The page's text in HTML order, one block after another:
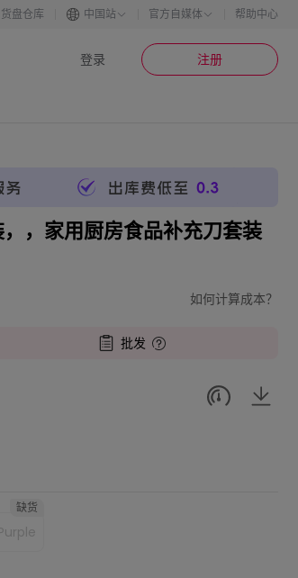
货盘仓库 中国站 官方自媒体 帮助中心
登录 注册
，家用厨房食品补充刀套装
如何计算成本？
批发
缺货